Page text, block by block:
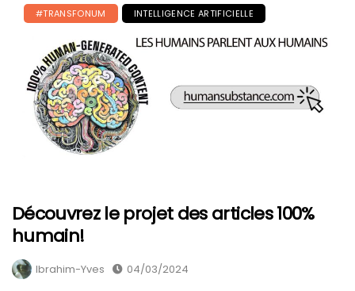
#TRANSFONUM INTELLIGENCE ARTIFICIELLE
Découvrez le projet des articles 100%
humain!
Ibrahim-Yves 04/03/2024